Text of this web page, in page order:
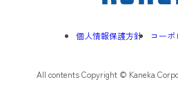
個人情報保護方針 コーポ
All contents Copyright © Kaneka